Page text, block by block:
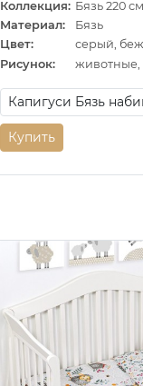
Коллекция: Бязь 220
Материал:
Бязь
Цвет:
серый,
Рисунок:
животные,
Купить